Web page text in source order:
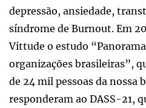
depressão, ansiedade,
síndrome de Burnout. Em
Vittude o estudo
organizações brasileiras”,
de 24 mil pessoas da nossa
responderam ao DASS-21,